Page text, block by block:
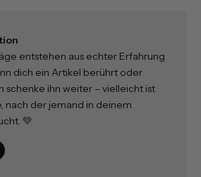
entstehen aus echter Erfahrung
dich ein Artikel berührt oder
schenke ihn weiter – vielleicht ist
nach der jemand in deinem
💚